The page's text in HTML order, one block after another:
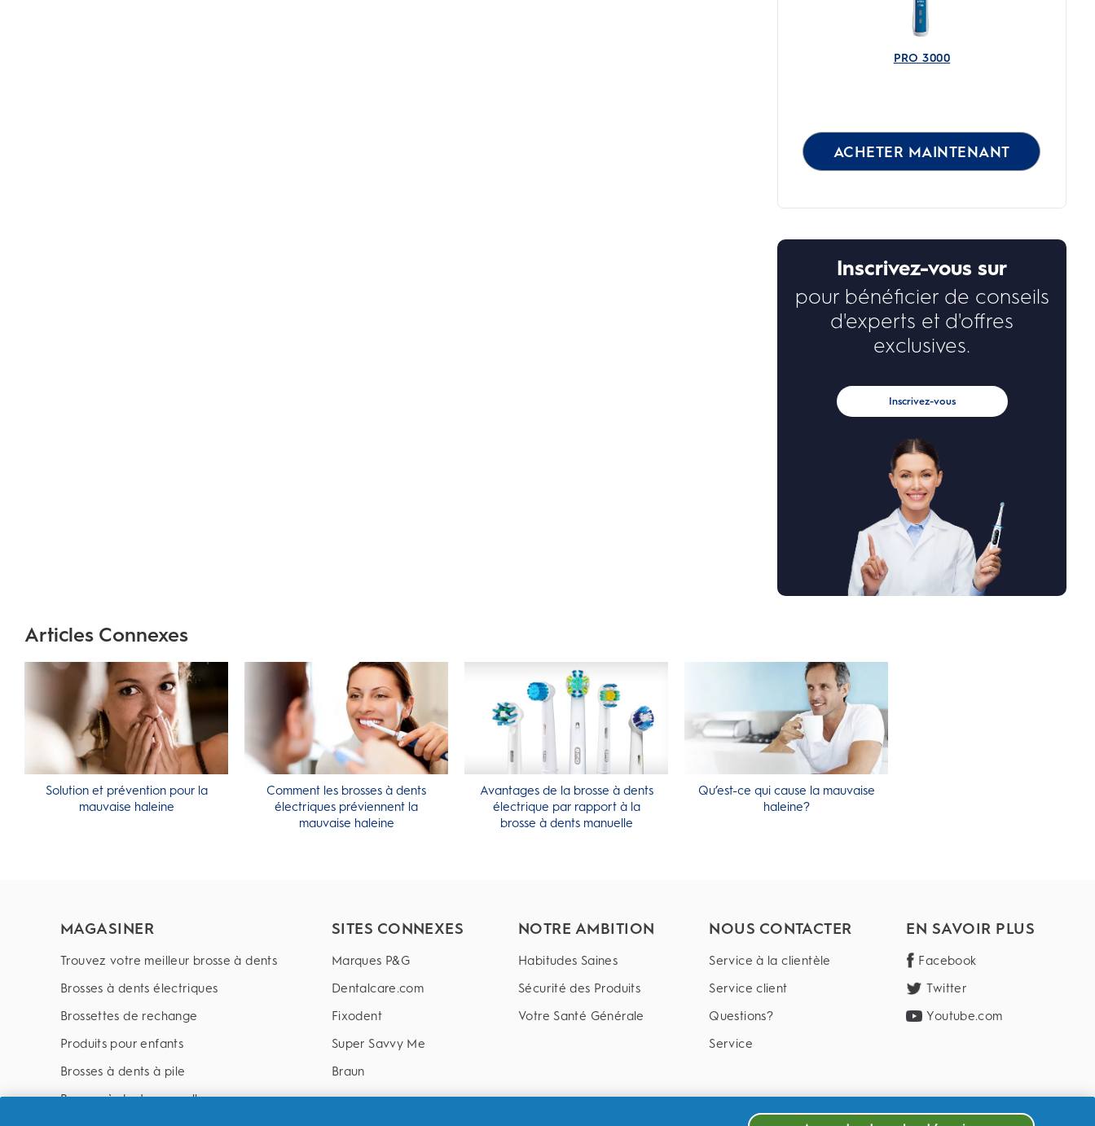
PRO 3000
ACHETER MAINTENANT
Inscrivez-vous sur
pour bénéficier de conseils
d'experts et d'offres
exclusives.
Inscrivez-vous
Articles Connexes
Solution et prévention pour la
mauvaise haleine
Comment les brosses à dents
électriques préviennent la
mauvaise haleine
Avantages de la brosse à dents
électrique par rapport à la
brosse à dents manuelle
Qu’est-ce qui cause la mauvaise
haleine?
MAGASINER
Trouvez votre meilleur brosse à dents
Brosses à dents électriques
Brossettes de rechange
Produits pour enfants
Brosses à dents à pile
Brosses à dents manuelle
SITES CONNEXES
Marques P&G
Dentalcare.com
Fixodent
Super Savvy Me
Braun
NOTRE AMBITION
Habitudes Saines
Sécurité des Produits
Votre Santé Générale
NOUS CONTACTER
Service à la clientèle
Service client
Questions?
Service
EN SAVOIR PLUS
Facebook
Twitter
Youtube.com